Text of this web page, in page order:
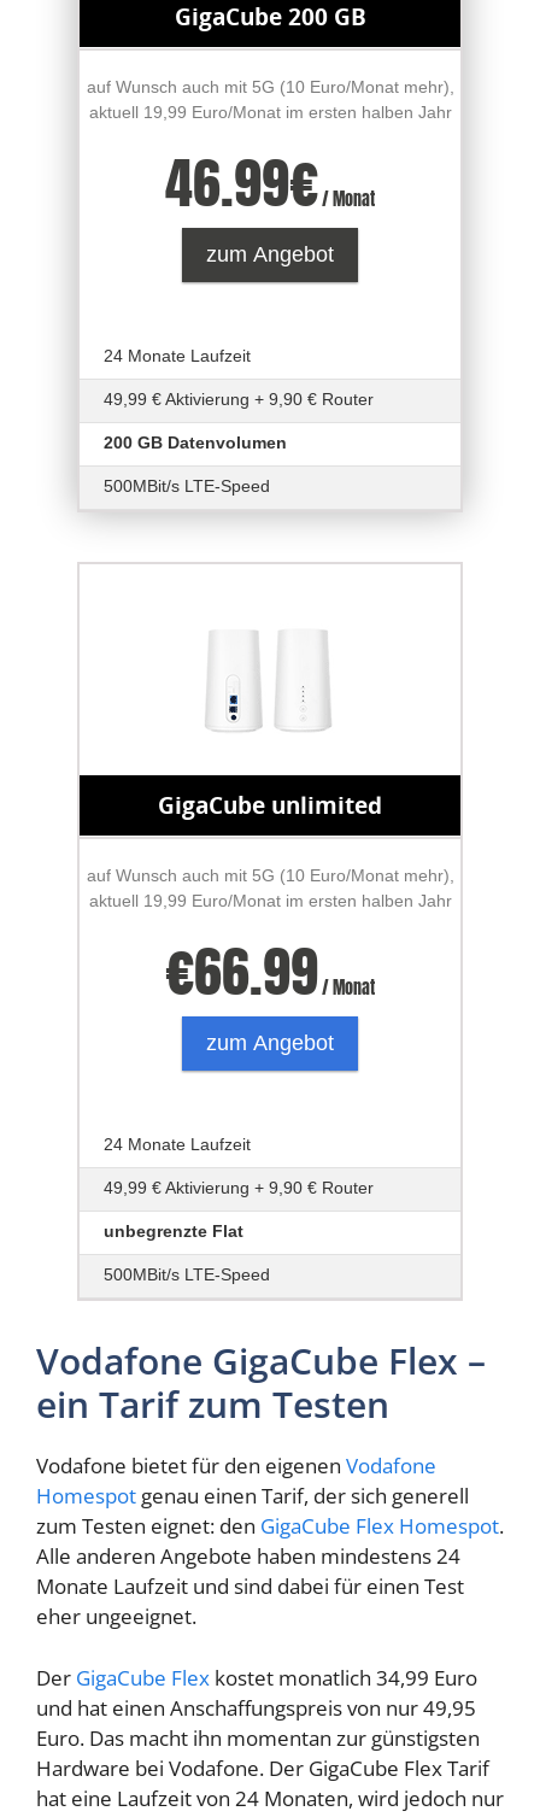
GigaCube 200 GB
auf Wunsch auch mit 5G (10 Euro/Monat mehr),
aktuell 19,99 Euro/Monat im ersten halben Jahr
46.99€/ Monat
zum Angebot
24 Monate Laufzeit
49,99 € Aktivierung + 9,90 € Router
200 GB Datenvolumen
500MBit/s LTE-Speed
GigaCube unlimited
auf Wunsch auch mit 5G (10 Euro/Monat mehr),
aktuell 19,99 Euro/Monat im ersten halben Jahr
€66.99/ Monat
zum Angebot
24 Monate Laufzeit
49,99 € Aktivierung + 9,90 € Router
unbegrenzte Flat
500MBit/s LTE-Speed
Vodafone GigaCube Flex –
ein Tarif zum Testen
Vodafone bietet für den eigenen Vodafone
Homespot genau einen Tarif, der sich generell
zum Testen eignet: den GigaCube Flex Homespot.
Alle anderen Angebote haben mindestens 24
Monate Laufzeit und sind dabei für einen Test
eher ungeeignet.
Der GigaCube Flex kostet monatlich 34,99 Euro
und hat einen Anschaffungspreis von nur 49,95
Euro. Das macht ihn momentan zur günstigsten
Hardware bei Vodafone. Der GigaCube Flex Tarif
hat eine Laufzeit von 24 Monaten, wird jedoch nur